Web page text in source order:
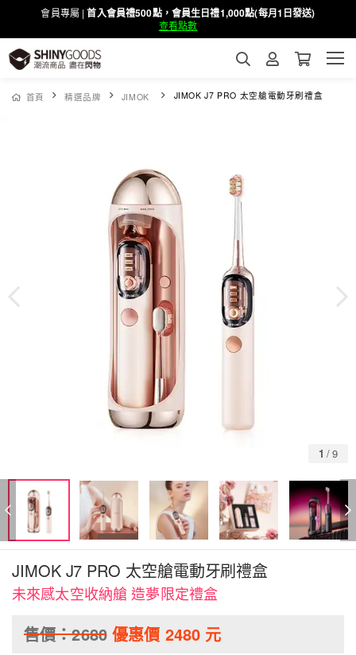
會員專屬 |首入會員禮500點，會員生日禮1,000點(每月1日發送)
查看點數
首頁 精選品牌 JIMOK JIMOK J7 PRO 太空艙電動牙刷禮盒
1 /9
JIMOK J7 PRO 太空艙電動牙刷禮盒
未來感太空收納艙 造夢限定禮盒
售價：2680 優惠價 2480 元